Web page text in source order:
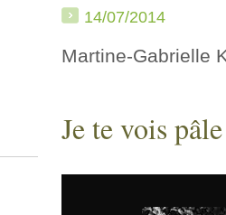
14/07/2014
Martine-Gabrielle
Je te vois